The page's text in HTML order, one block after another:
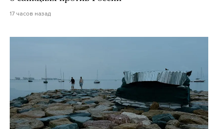
17 часов назад